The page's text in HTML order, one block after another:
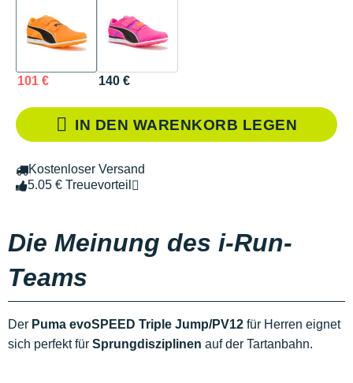
101 € 140 €
IN DEN WARENKORB LEGEN
Kostenloser Versand
5.05 € Treuevorteil
Die Meinung des i-Run-
Teams
Der Puma evoSPEED Triple Jump/PV12 für Herren eignet
sich perfekt für Sprungdisziplinen auf der Tartanbahn.